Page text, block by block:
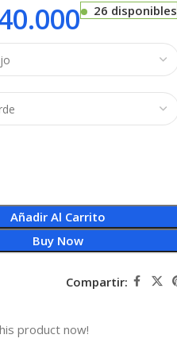
26 disponibles
Añadir Al Carrito
Buy Now
Compartir:
product now!